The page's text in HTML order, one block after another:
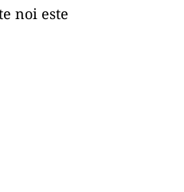
noi este